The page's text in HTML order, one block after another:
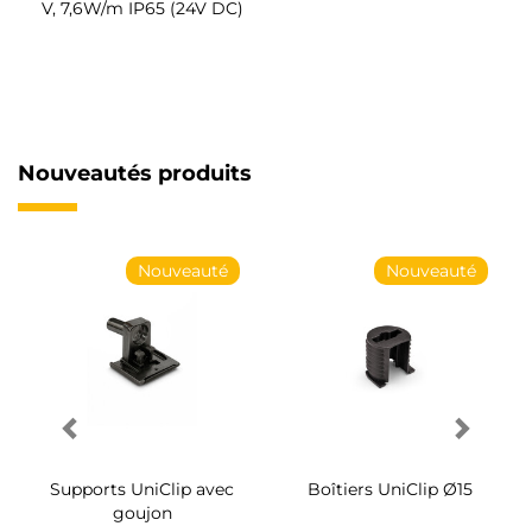
V, 7,6W/m IP65 (24V DC)
Nouveautés produits
Nouveauté
Supports UniClip avec
goujon
Nouveauté
Boîtiers UniClip Ø15